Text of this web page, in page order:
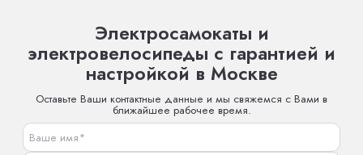
Электросамокаты и
электровелосипеды с гарантией и
настройкой в Москве
Оставьте Ваши контактные данные и мы свяжемся с Вами в
ближайшее рабочее время.